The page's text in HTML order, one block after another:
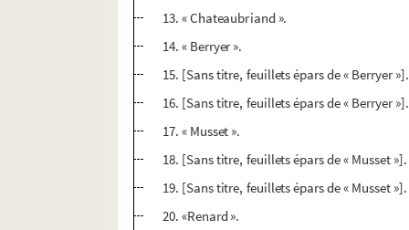
13. « Chateaubriand ».
14. « Berryer ».
15. [Sans titre, feuillets épars de « Berryer »].
16. [Sans titre, feuillets épars de « Berryer »].
17. « Musset ».
18. [Sans titre, feuillets épars de « Musset »].
19. [Sans titre, feuillets épars de « Musset »].
20. «Renard ».